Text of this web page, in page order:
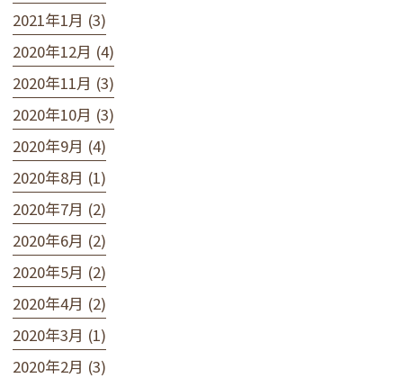
2021年1月 (3)
2020年12月 (4)
2020年11月 (3)
2020年10月 (3)
2020年9月 (4)
2020年8月 (1)
2020年7月 (2)
2020年6月 (2)
2020年5月 (2)
2020年4月 (2)
2020年3月 (1)
2020年2月 (3)